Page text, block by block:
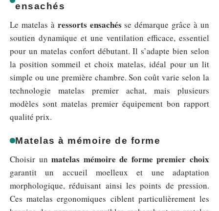
ensachés
Le matelas à ressorts ensachés se démarque grâce à un
soutien dynamique et une ventilation efficace, essentiel
pour un matelas confort débutant. Il s’adapte bien selon
la position sommeil et choix matelas, idéal pour un lit
simple ou une première chambre. Son coût varie selon la
technologie matelas premier achat, mais plusieurs
modèles sont matelas premier équipement bon rapport
qualité prix.
Matelas à mémoire de forme
Choisir unmatelas mémoire de forme premier choix
garantit un accueil moelleux et une adaptation
morphologique, réduisant ainsi les points de pression.
Ces matelas ergonomiques ciblent particulièrement les